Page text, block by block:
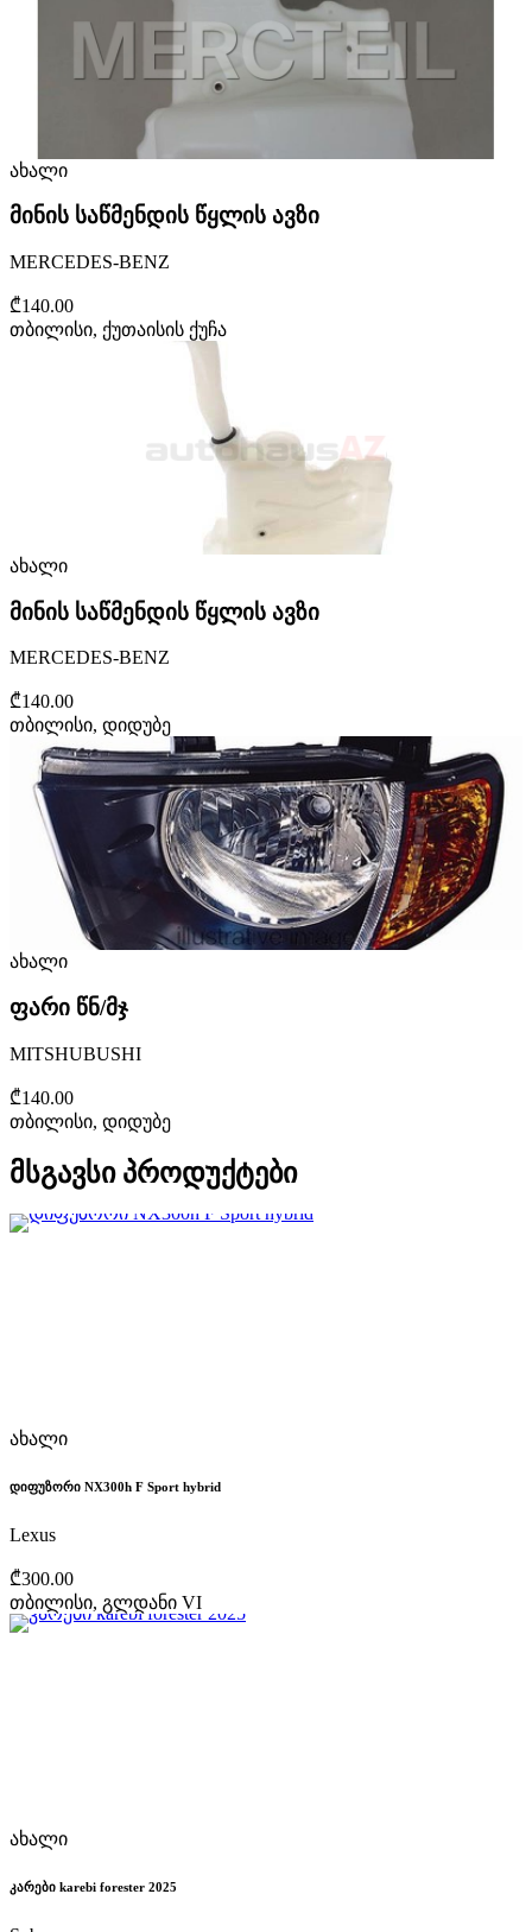
ახალი
მინის საწმენდის წყლის ავზი
MERCEDES-BENZ
₾140.00
თბილისი, ქუთაისის ქუჩა
ახალი
მინის საწმენდის წყლის ავზი
MERCEDES-BENZ
₾140.00
თბილისი, დიდუბე
ახალი
ფარი წნ/მჯ
MITSHUBUSHI
₾140.00
თბილისი, დიდუბე
მსგავსი პროდუქტები
ახალი
დიფუზორი NX300h F Sport hybrid
Lexus
₾300.00
თბილისი, გლდანი VI
ახალი
კარები karebi forester 2025